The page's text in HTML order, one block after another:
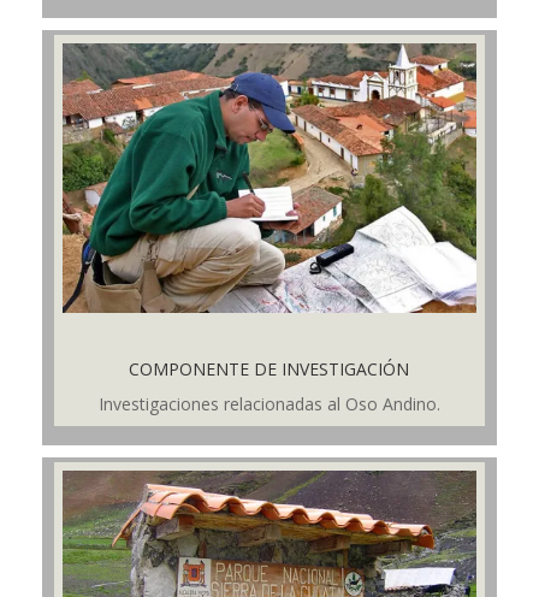
COMPONENTE DE INVESTIGACIÓN
Investigaciones relacionadas al Oso Andino.